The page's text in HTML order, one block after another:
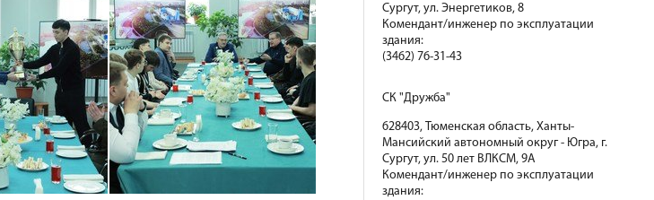
Сургут, ул. Энергетиков, 8
Комендант/инженер по эксплуатации
здания:
(3462) 76-31-43
СК "Дружба"
628403, Тюменская область, Ханты-
Мансийский автономный округ - Югра, г.
Сургут, ул. 50 лет ВЛКСМ, 9А
Комендант/инженер по эксплуатации
здания: